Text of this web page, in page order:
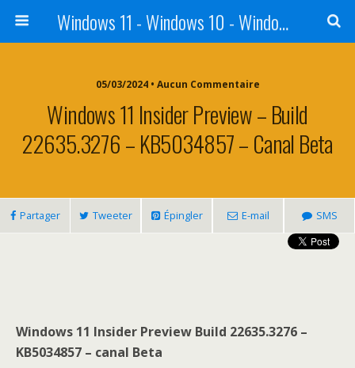
Windows 11 - Windows 10 - Windows 8 - Windows 7 - VISTA
05/03/2024 • Aucun Commentaire
Windows 11 Insider Preview – Build
22635.3276 – KB5034857 – Canal Beta
Partager Tweeter Épingler E-mail SMS
Windows 11 Insider Preview Build 22635.3276 –
KB5034857 – canal Beta